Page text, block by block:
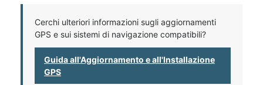
Cerchi ulteriori informazioni sugli aggiornamenti
GPS e sui sistemi di navigazione compatibili?
Guida all'Aggiornamento e all'Installazione
GPS